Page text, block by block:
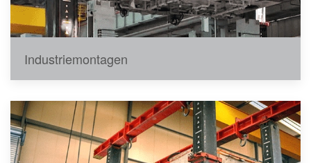
Industriemontagen